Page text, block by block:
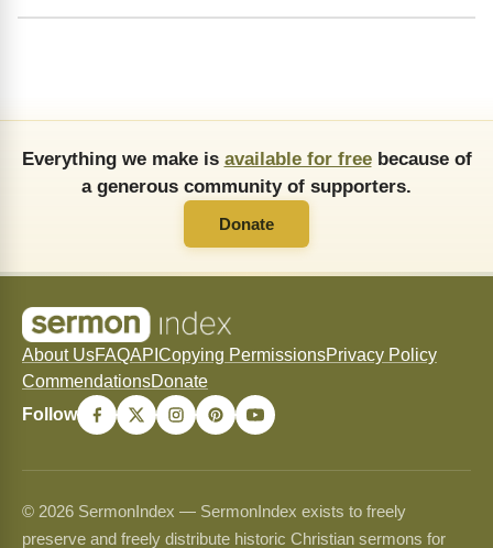
Everything we make is available for freebecause of
a generous community of supporters.
Donate
About UsFAQAPI Copying PermissionsPrivacy Policy
CommendationsDonate
Follow
© 2026 SermonIndex — SermonIndex exists to freely
preserve and freely distribute historic Christian sermons for